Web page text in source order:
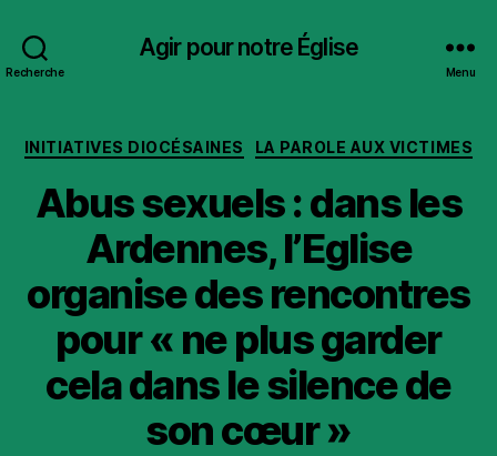
Recherche
Agir pour notre Église
Menu
Catégories
INITIATIVES DIOCÉSAINES LA PAROLE AUX VICTIMES
Abus sexuels : dans les
Ardennes, l’Eglise
organise des rencontres
pour « ne plus garder
cela dans le silence de
son cœur »